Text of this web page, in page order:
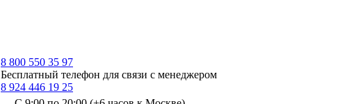
8 800 550 35 97
Бесплатный телефон для связи с менеджером
8 924 446 19 25